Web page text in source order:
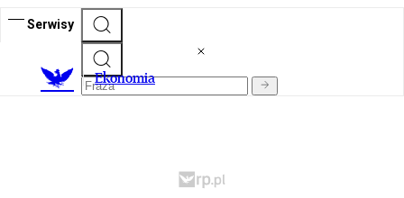
Serwisy
Ekonomia